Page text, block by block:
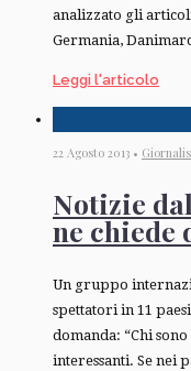
analizzato gli
Germania,
Leggi l'articolo
22 Agosto 2013 •
Notizie
ne chiede
Un gruppo
spettatori in 11
domanda: “Chi
interessanti. Se nei